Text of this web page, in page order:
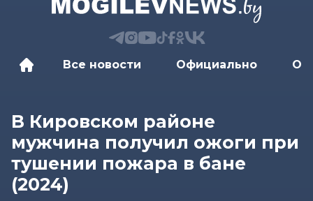
Все новости Официально
В Кировском районе
мужчина получил ожоги при
тушении пожара в бане
(2024)